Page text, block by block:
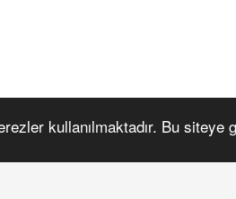
kullanılmaktadır. Bu siteye